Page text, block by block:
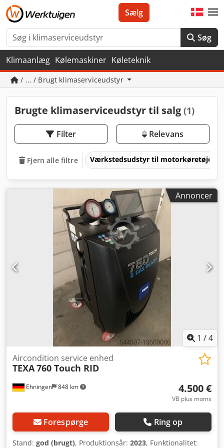
Søg
Sælg
Klimaanlæg Kølemaskiner Køleteknik
/ ... / Brugt klimaserviceudstyr
Brugte klimaserviceudstyr til salg (1)
Filter Relevans
Fjern alle filtre Værkstedsudstyr til motorkøretøjer
Annoncer
1 /4
Ehningen 848 km
Aircondition service enhed
TEXA760 Touch RID
4.500 €
VB plus moms
Forespørge Ring op
Stand: god (brugt), Produktionsår: 2023, Funktionalitet: